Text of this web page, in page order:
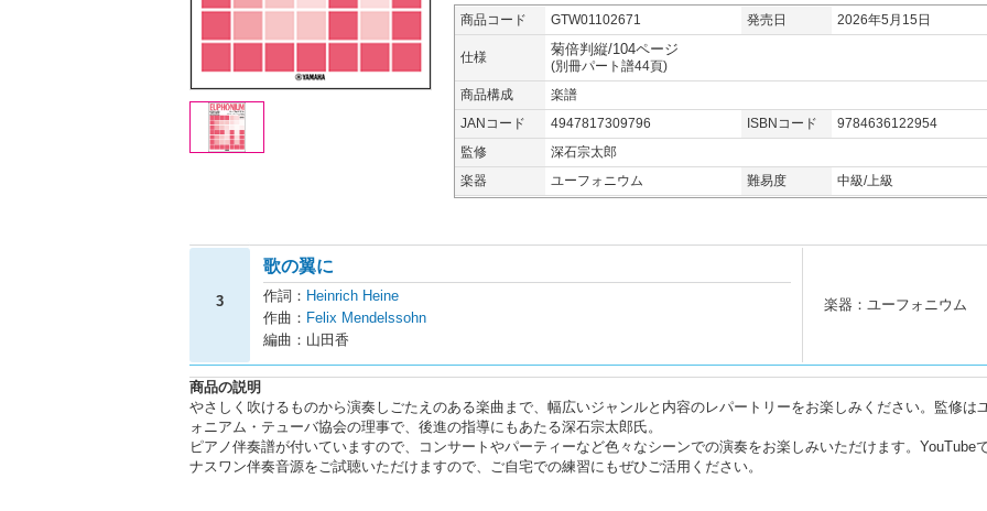
商品コード GTW01102671 発売日 2026年5月15日
仕様 菊倍判縦/104ページ
(別冊パート譜44頁)
商品構成
楽譜
JANコード
4947817309796 ISBNコード
9784636122954
監修
深石宗太郎
楽器
ユーフォニウム 難易度 中級/上級
3
歌の翼に
作詞： Heinrich Heine
作曲： Felix Mendelssohn
編曲：山田香
楽器：ユーフォニウム
商品の説明
やさしく吹けるものから演奏しごたえのある楽曲まで、幅広いジャンルと内容のレパートリーをお楽しみください。監修は
ォニアム・テューバ協会の理事で、後進の指導にもあたる深石宗太郎氏。
ピアノ伴奏譜が付いていますので、コンサートやパーティーなど色々なシーンでの演奏をお楽しみいただけます。YouTube
ナスワン伴奏音源をご試聴いただけますので、ご自宅での練習にもぜひご活用ください。